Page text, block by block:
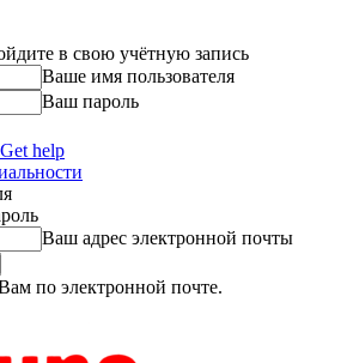
в свою учётную запись
Ваше имя пользователя
Ваш пароль
help
Ваш адрес электронной почты
по электронной почте.